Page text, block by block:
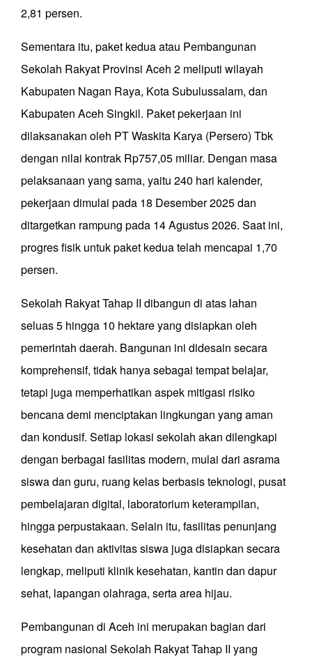
2,81 persen.
Sementara itu, paket kedua atau Pembangunan
Sekolah Rakyat Provinsi Aceh 2 meliputi wilayah
Kabupaten Nagan Raya, Kota Subulussalam, dan
Kabupaten Aceh Singkil. Paket pekerjaan ini
dilaksanakan oleh PT Waskita Karya (Persero) Tbk
dengan nilai kontrak Rp757,05 miliar. Dengan masa
pelaksanaan yang sama, yaitu 240 hari kalender,
pekerjaan dimulai pada 18 Desember 2025 dan
ditargetkan rampung pada 14 Agustus 2026. Saat ini,
progres fisik untuk paket kedua telah mencapai 1,70
persen.
Sekolah Rakyat Tahap II dibangun di atas lahan
seluas 5 hingga 10 hektare yang disiapkan oleh
pemerintah daerah. Bangunan ini didesain secara
komprehensif, tidak hanya sebagai tempat belajar,
tetapi juga memperhatikan aspek mitigasi risiko
bencana demi menciptakan lingkungan yang aman
dan kondusif. Setiap lokasi sekolah akan dilengkapi
dengan berbagai fasilitas modern, mulai dari asrama
siswa dan guru, ruang kelas berbasis teknologi, pusat
pembelajaran digital, laboratorium keterampilan,
hingga perpustakaan. Selain itu, fasilitas penunjang
kesehatan dan aktivitas siswa juga disiapkan secara
lengkap, meliputi klinik kesehatan, kantin dan dapur
sehat, lapangan olahraga, serta area hijau.
Pembangunan di Aceh ini merupakan bagian dari
program nasional Sekolah Rakyat Tahap II yang